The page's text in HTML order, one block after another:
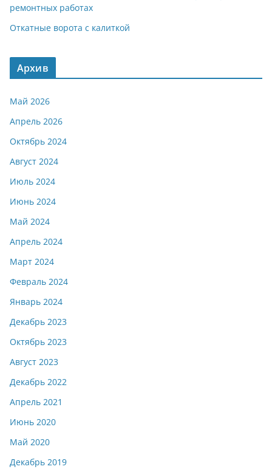
ремонтных работах
Откатные ворота с калиткой
Архив
Май 2026
Апрель 2026
Октябрь 2024
Август 2024
Июль 2024
Июнь 2024
Май 2024
Апрель 2024
Март 2024
Февраль 2024
Январь 2024
Декабрь 2023
Октябрь 2023
Август 2023
Декабрь 2022
Апрель 2021
Июнь 2020
Май 2020
Декабрь 2019